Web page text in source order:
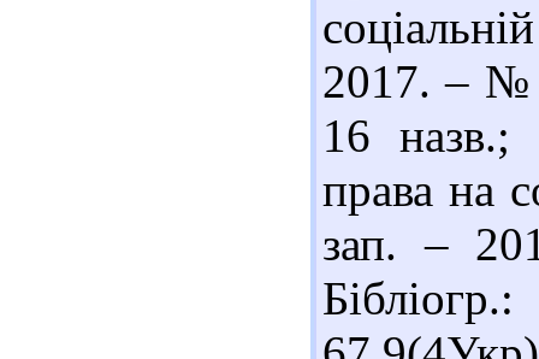
2017. – №
16
права на
зап. –